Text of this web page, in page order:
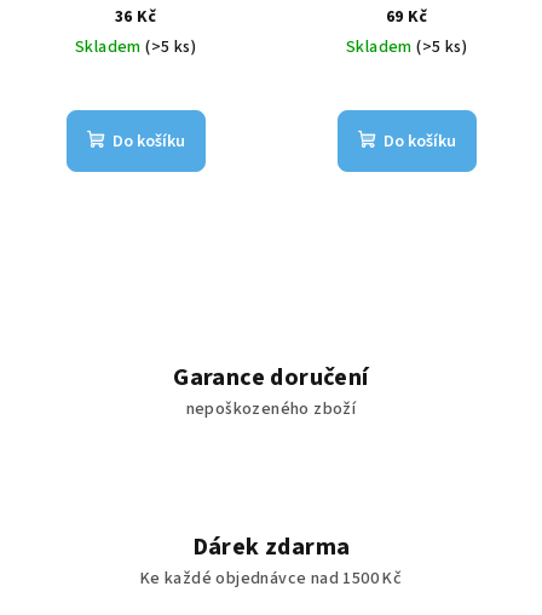
36 Kč
Skladem(>5 ks)
Do košíku
69 Kč
Skladem(>5 ks)
Do košíku
Garance doručení
nepoškozeného zboží
Dárek zdarma
Ke každé objednávce nad 1500 Kč